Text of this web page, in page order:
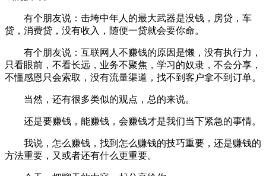
有个朋友说：击垮中年人的最大武器是没钱，房贷，车
贷，消费贷，没有收入，随便一贷就会要你命。
有个朋友说：互联网人不赚钱的原因是懒，没有执行力，
只看眼前，不看长远，业务不聚焦，学习的奴隶，不会分享，
不懂感恩只会索取，没有流量渠道，找不到客户拿不到订单。
当然，还有很多类似的观点，总的来说。
还是要赚钱，能赚钱，会赚钱才是我们当下紧急的事情。
我说，怎么赚钱，找到怎么赚钱的技巧重要，还是赚钱的
方法重要，又或者还有什么更重要。